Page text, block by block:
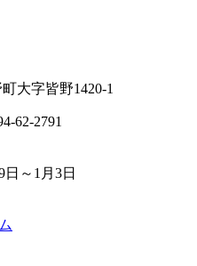
町大字皆野1420-1
62-2791
～1月3日